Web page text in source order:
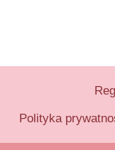
Polityka